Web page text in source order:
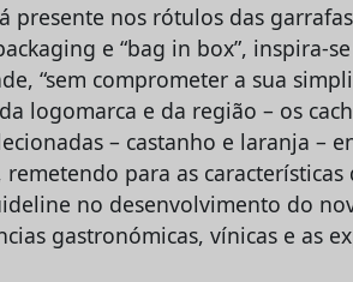
presente nos rótulos das
e “bag in box”, inspira-
“sem comprometer a sua
logomarca e da região – os
– castanho e laranja –
para as
no desenvolvimento do
gastronómicas, vínicas e as